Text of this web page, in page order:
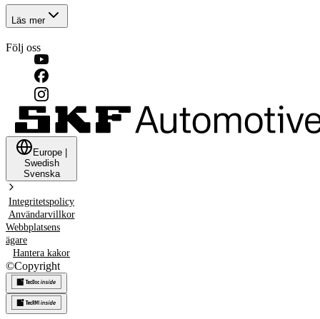
Läs mer
Följ oss
Europe
Swedish
Svenska
Integritetspolicy
Användarvillkor
Webbplatsens
ägare
Hantera kakor
©Copyright